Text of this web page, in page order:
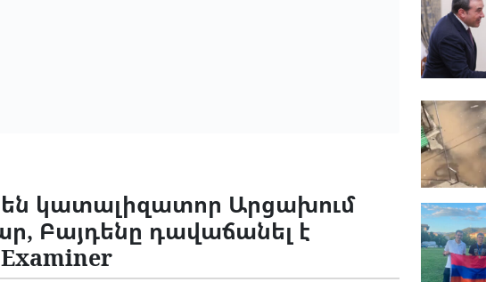
են կատալիզատոր Արցախում
Բայդենը դավաճանել է